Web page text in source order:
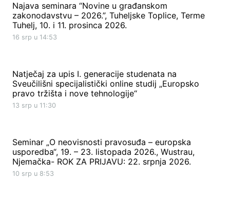
Najava seminara “Novine u građanskom
zakonodavstvu – 2026.”, Tuheljske Toplice, Terme
Tuhelj, 10. i 11. prosinca 2026.
16 srp u 14:53
Natječaj za upis I. generacije studenata na
Sveučilišni specijalistički online studij „Europsko
pravo tržišta i nove tehnologije“
13 srp u 11:30
Seminar „O neovisnosti pravosuđa – europska
usporedba“, 19. – 23. listopada 2026., Wustrau,
Njemačka- ROK ZA PRIJAVU: 22. srpnja 2026.
10 srp u 8:53